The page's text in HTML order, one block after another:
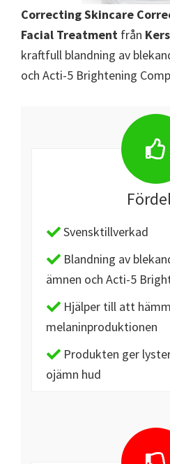
Correcting Skincare
Facial Treatment från
kraftfull blandning av
och Acti-5 Brightening
Svensktillverkad
Blandning av
ämnen och Acti-5
Hjälper till att
melaninproduktionen
Produkten ger
ojämn hud